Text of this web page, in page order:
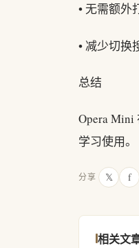
• 无需额外
• 减少切换
总结
Opera
学习使用。
分享 𝕏 f
相关文